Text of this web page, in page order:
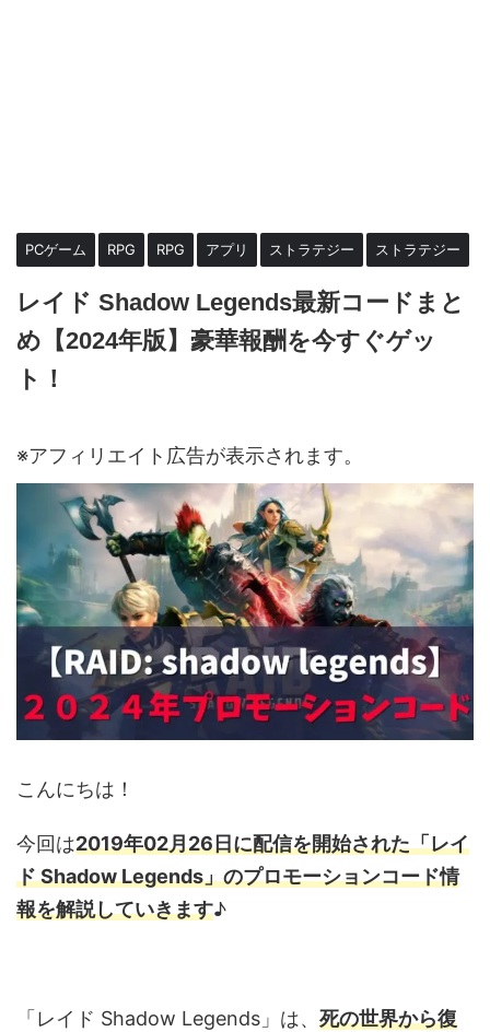
PCゲーム RPG RPG アプリ ストラテジー ストラテジー
レイド Shadow Legends最新コードまと
め【2024年版】豪華報酬を今すぐゲッ
ト！
※アフィリエイト広告が表示されます。
こんにちは！
今回は2019年02月26日に配信を開始された「レイ
ド Shadow Legends」のプロモーションコード情
報を解説していきます♪
「レイド Shadow Legends」は、 死の世界から復